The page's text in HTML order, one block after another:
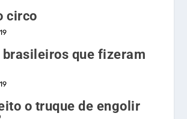
circo
brasileiros que fizeram
o truque de engolir